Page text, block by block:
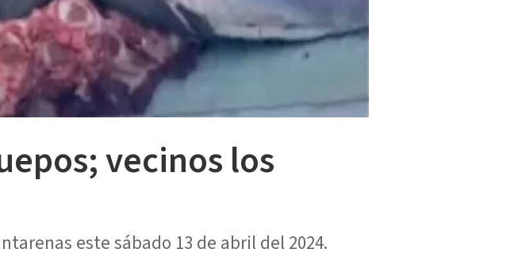
vecinos los
este sábado 13 de abril del 2024.